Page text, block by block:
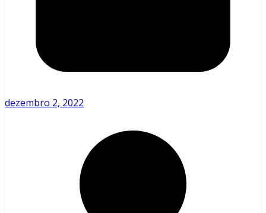
dezembro 2, 2022